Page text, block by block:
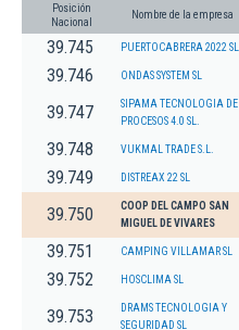
Posición
Nacional
Nombre de la empresa
39.745 PUERTOCABRERA 2022 SL.
39.746 ONDAS SYSTEM SL
39.747
SIPAMA TECNOLOGIA DE
PROCESOS 4.0 SL.
39.748 VUKMAL TRADE S.L.
39.749 DISTREAX 22 SL
39.750
COOP DEL CAMPO SAN
MIGUEL DE VIVARES
39.751 CAMPING VILLAMAR SL
39.752 HOSCLIMA SL
39.753
DRAMS TECNOLOGIA Y
SEGURIDAD SL